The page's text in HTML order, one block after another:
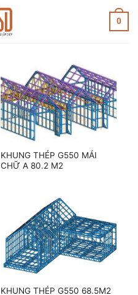
0
KHUNG THÉP G550 MÁI
CHỮ A 80.2 M2
KHUNG THÉP G550 68.5M2